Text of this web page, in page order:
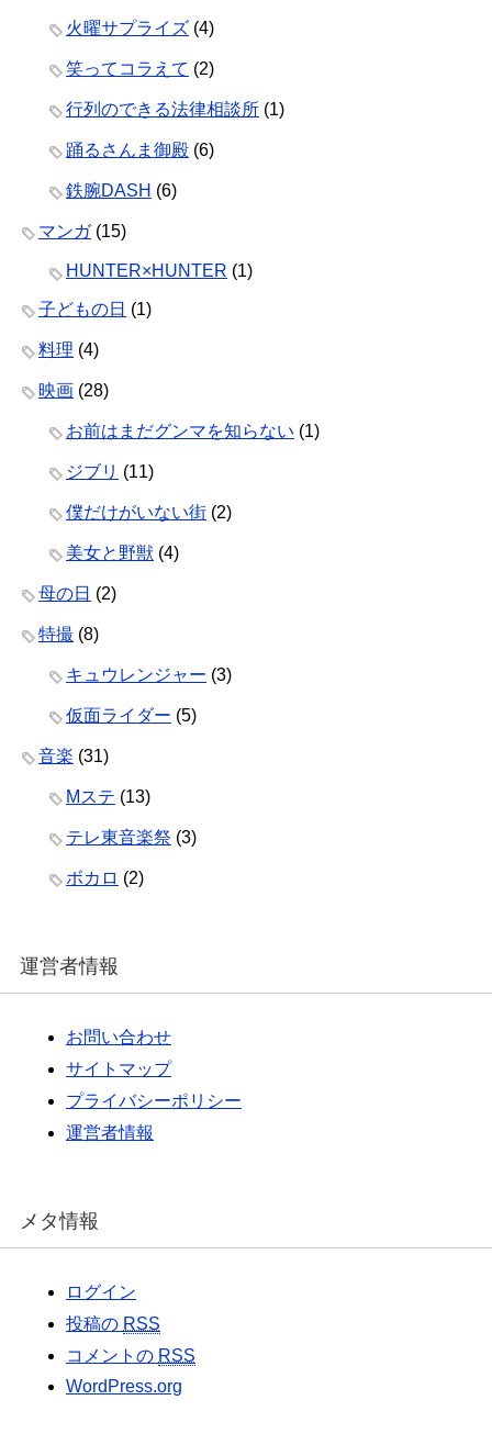
火曜サプライズ (4)
笑ってコラえて (2)
行列のできる法律相談所 (1)
踊るさんま御殿 (6)
鉄腕DASH (6)
マンガ(15)
HUNTER×HUNTER (1)
子どもの日 (1)
料理 (4)
映画 (28)
お前はまだグンマを知らない (1)
ジブリ (11)
僕だけがいない街 (2)
美女と野獣 (4)
母の日 (2)
特撮 (8)
キュウレンジャー (3)
仮面ライダー (5)
音楽 (31)
Mステ (13)
テレ東音楽祭 (3)
ボカロ (2)
運営者情報
お問い合わせ
サイトマップ
プライバシーポリシー
運営者情報
メタ情報
ログイン
投稿の RSS
コメントの RSS
WordPress.org